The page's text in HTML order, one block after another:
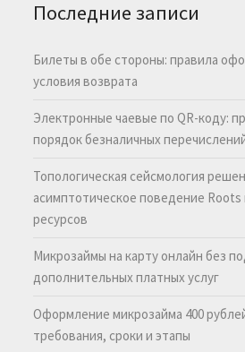
Последние записи
Билеты в обе стороны: правила
условия возврата
Электронные чаевые по QR-коду:
порядок безналичных
Топологическая сейсмология
асимптотическое поведение Roots
ресурсов
Микрозаймы на карту онлайн без
дополнительных платных услуг
Оформление микрозайма 400
требования, сроки и этапы